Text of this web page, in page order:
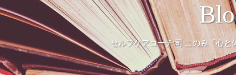
セルフケアコーチ:司 このみ「心と